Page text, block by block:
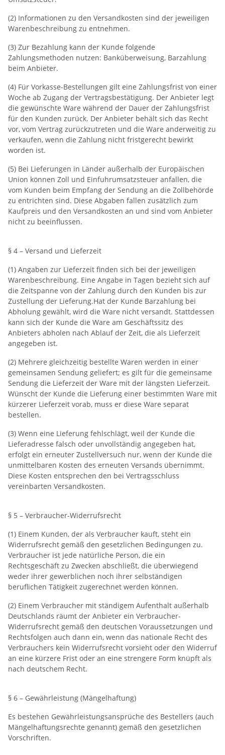
(2) Informationen zu den Versandkosten sind der jeweiligen
Warenbeschreibung zu entnehmen.
(3) Zur Bezahlung kann der Kunde folgende
Zahlungsmethoden nutzen: Banküberweisung, Barzahlung
beim Anbieter.
(4) Für Vorkasse-Bestellungen gilt eine Zahlungsfrist von einer
Woche ab Zugang der Vertragsbestätigung. Der Anbieter legt
die gewünschte Ware während der Dauer der Zahlungsfrist
für den Kunden zurück. Der Anbieter behält sich das Recht
vor, vom Vertrag zurückzutreten und die Ware anderweitig zu
verkaufen, wenn die Zahlung nicht fristgerecht bewirkt
worden ist.
(5) Bei Lieferungen in Länder außerhalb der Europäischen
Union können Zoll und Einfuhrumsatzsteuer anfallen, die
vom Kunden beim Empfang der Sendung an die Zollbehörde
zu entrichten sind. Diese Abgaben fallen zusätzlich zum
Kaufpreis und den Versandkosten an und sind vom Anbieter
nicht zu beeinflussen.
§ 4 – Versand und Lieferzeit
(1) Angaben zur Lieferzeit finden sich bei der jeweiligen
Warenbeschreibung. Eine Angabe in Tagen bezieht sich auf
die Zeitspanne von der Zahlung durch den Kunden bis zur
Zustellung der Lieferung.Hat der Kunde Barzahlung bei
Abholung gewählt, wird die Ware nicht versandt. Stattdessen
kann sich der Kunde die Ware am Geschäftssitz des
Anbieters abholen nach Ablauf der Zeit, die als Lieferzeit
angegeben ist.
(2) Mehrere gleichzeitig bestellte Waren werden in einer
gemeinsamen Sendung geliefert; es gilt für die gemeinsame
Sendung die Lieferzeit der Ware mit der längsten Lieferzeit.
Wünscht der Kunde die Lieferung einer bestimmten Ware mit
kürzerer Lieferzeit vorab, muss er diese Ware separat
bestellen.
(3) Wenn eine Lieferung fehlschlägt, weil der Kunde die
Lieferadresse falsch oder unvollständig angegeben hat,
erfolgt ein erneuter Zustellversuch nur, wenn der Kunde die
unmittelbaren Kosten des erneuten Versands übernimmt.
Diese Kosten entsprechen den bei Vertragsschluss
vereinbarten Versandkosten.
§ 5 – Verbraucher-Widerrufsrecht
(1) Einem Kunden, der als Verbraucher kauft, steht ein
Widerrufsrecht gemäß den gesetzlichen Bedingungen zu.
Verbraucher ist jede natürliche Person, die ein
Rechtsgeschäft zu Zwecken abschließt, die überwiegend
weder ihrer gewerblichen noch ihrer selbständigen
beruflichen Tätigkeit zugerechnet werden können.
(2) Einem Verbraucher mit ständigem Aufenthalt außerhalb
Deutschlands räumt der Anbieter ein Verbraucher-
Widerrufsrecht gemäß den deutschen Voraussetzungen und
Rechtsfolgen auch dann ein, wenn das nationale Recht des
Verbrauchers kein Widerrufsrecht vorsieht oder den Widerruf
an eine kürzere Frist oder an eine strengere Form knüpft als
nach deutschem Recht.
§ 6 – Gewährleistung (Mängelhaftung)
Es bestehen Gewährleistungsansprüche des Bestellers (auch
Mängelhaftungsrechte genannt) gemäß den gesetzlichen
Vorschriften.